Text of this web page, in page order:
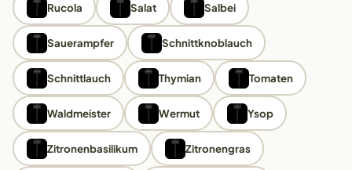
Rucola Salat Salbei
Sauerampfer Schnittknoblauch
Schnittlauch Thymian Tomaten
Waldmeister Wermut Ysop
Zitronenbasilikum Zitronengras